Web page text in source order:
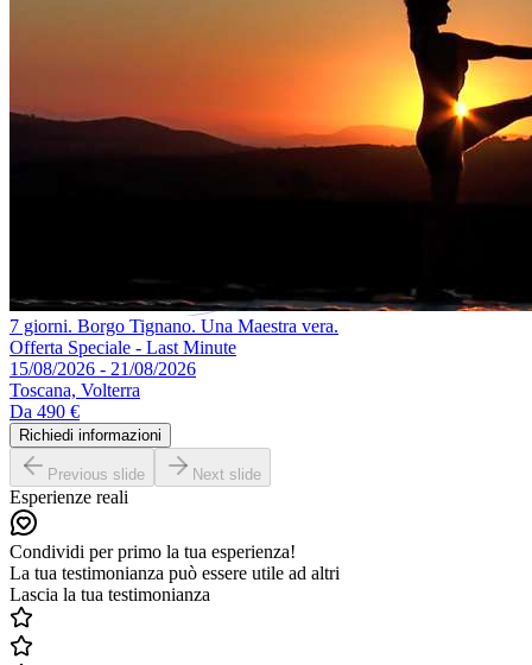
7 giorni. Borgo Tignano. Una Maestra vera.
Offerta Speciale - Last Minute
15/08/2026 - 21/08/2026
Toscana, Volterra
Da 490 €
Richiedi informazioni
Previous slide Next slide
Esperienze reali
Condividi per primo la tua esperienza!
La tua testimonianza può essere utile ad altri
Lascia la tua testimonianza